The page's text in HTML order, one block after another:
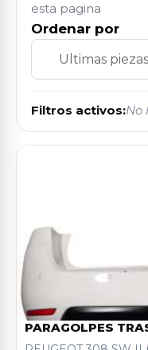
esta pagina
Ordenar por
Filtros activos:No
PARAGOLPES